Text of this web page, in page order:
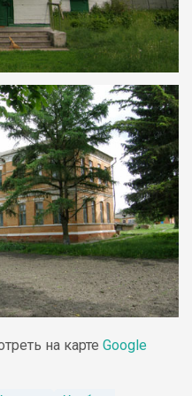
на карте Google